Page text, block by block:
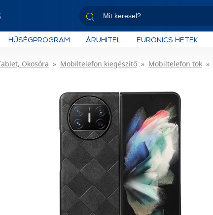
HŰSÉGPROGRAM ÁRUHITEL EURONICS HETEK
Okosóra Mobiltelefon kiegészítő Mobiltelefon tok